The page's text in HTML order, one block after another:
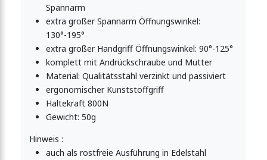
Vertikalspanner 910N
Vertikalspanner 910N
Spannarm
extra großer Spannarm Öffnungswinkel:
130°-195°
extra großer Handgriff Öffnungswinkel: 90°-125°
komplett mit Andrückschraube und Mutter
Material: Qualitätsstahl verzinkt und passiviert
ergonomischer Kunststoffgriff
Haltekraft 800N
Gewicht: 50g
Hinweis :
auch als rostfreie Ausführung in Edelstahl